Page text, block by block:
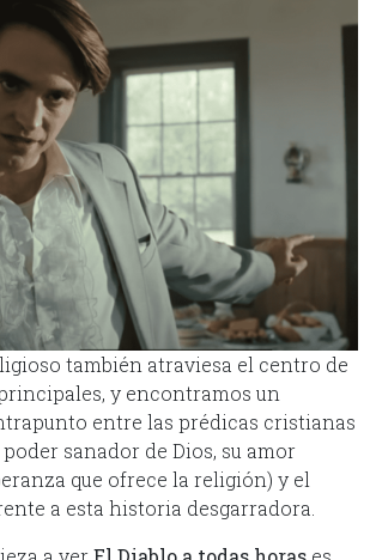
también atraviesa el centro de
y encontramos un
entre las prédicas cristianas
sanador de Dios, su amor
que ofrece la religión) y el
a esta historia desgarradora.